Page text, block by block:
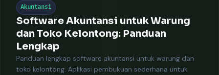
Akuntansi
Software Akuntansi untuk Warung
dan Toko Kelontong: Panduan
Lengkap
Panduan lengkap software akuntansi untuk warung dan
toko kelontong. Aplikasi pembukuan sederhana untuk